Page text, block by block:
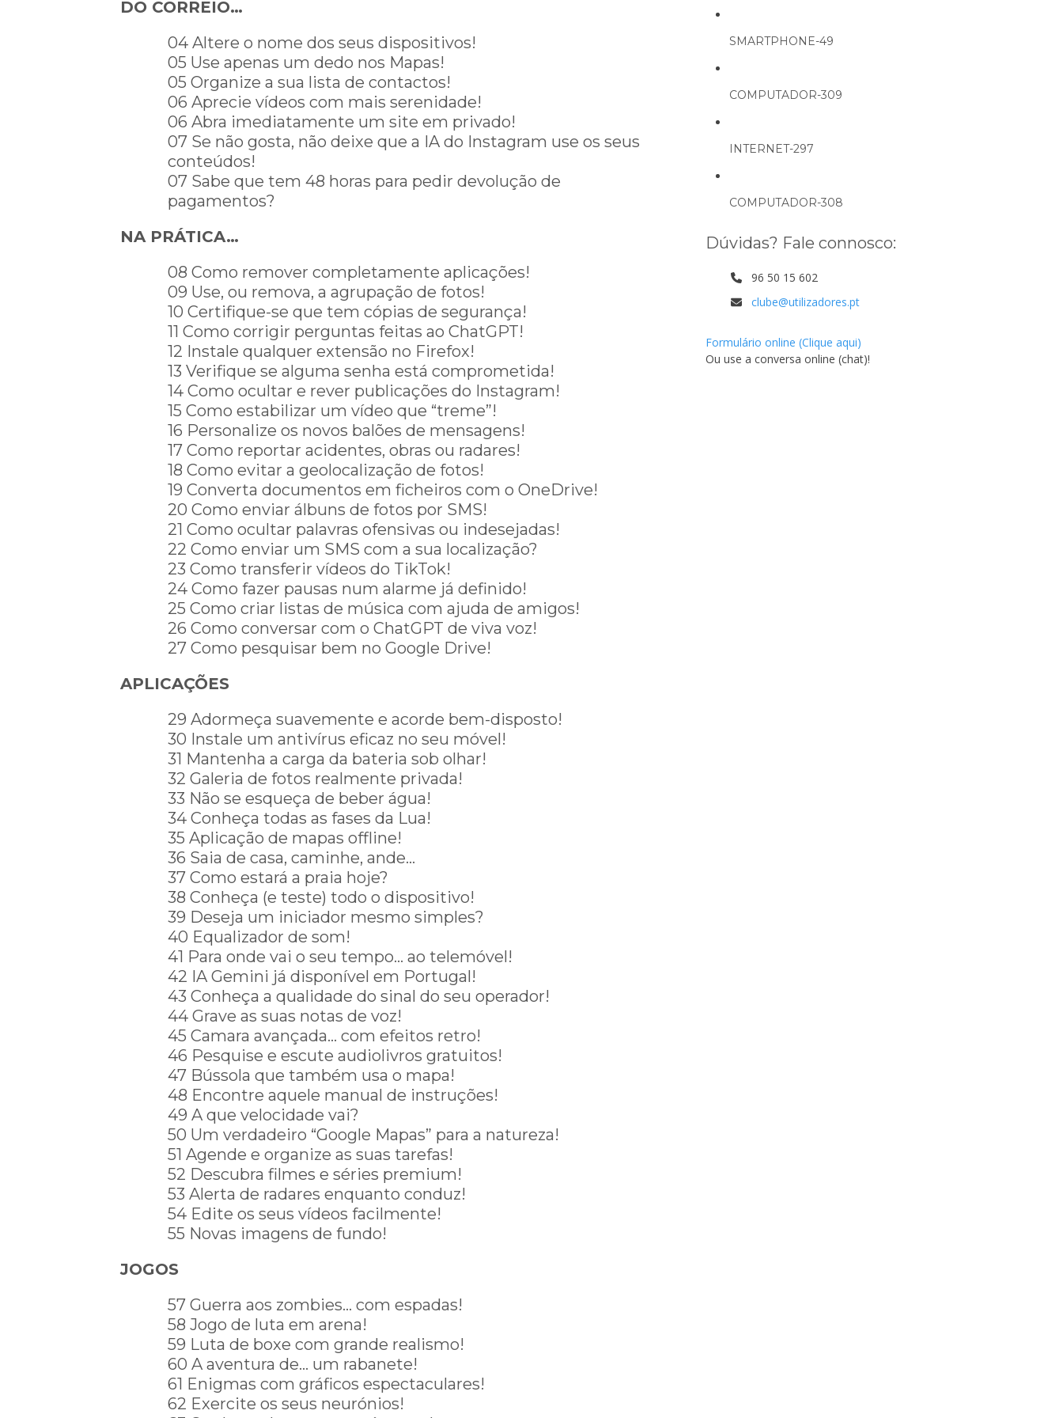
DO CORREIO…
04 Altere o nome dos seus dispositivos!
05 Use apenas um dedo nos Mapas!
05 Organize a sua lista de contactos!
06 Aprecie vídeos com mais serenidade!
06 Abra imediatamente um site em privado!
07 Se não gosta, não deixe que a IA do Instagram use os seus
conteúdos!
07 Sabe que tem 48 horas para pedir devolução de
pagamentos?
NA PRÁTICA…
08 Como remover completamente aplicações!
09 Use, ou remova, a agrupação de fotos!
10 Certifique-se que tem cópias de segurança!
11 Como corrigir perguntas feitas ao ChatGPT!
12 Instale qualquer extensão no Firefox!
13 Verifique se alguma senha está comprometida!
14 Como ocultar e rever publicações do Instagram!
15 Como estabilizar um vídeo que “treme”!
16 Personalize os novos balões de mensagens!
17 Como reportar acidentes, obras ou radares!
18 Como evitar a geolocalização de fotos!
19 Converta documentos em ficheiros com o OneDrive!
20 Como enviar álbuns de fotos por SMS!
21 Como ocultar palavras ofensivas ou indesejadas!
22 Como enviar um SMS com a sua localização?
23 Como transferir vídeos do TikTok!
24 Como fazer pausas num alarme já definido!
25 Como criar listas de música com ajuda de amigos!
26 Como conversar com o ChatGPT de viva voz!
27 Como pesquisar bem no Google Drive!
APLICAÇÕES
29 Adormeça suavemente e acorde bem-disposto!
30 Instale um antivírus eficaz no seu móvel!
31 Mantenha a carga da bateria sob olhar!
32 Galeria de fotos realmente privada!
33 Não se esqueça de beber água!
34 Conheça todas as fases da Lua!
35 Aplicação de mapas offline!
36 Saia de casa, caminhe, ande…
37 Como estará a praia hoje?
38 Conheça (e teste) todo o dispositivo!
39 Deseja um iniciador mesmo simples?
40 Equalizador de som!
41 Para onde vai o seu tempo… ao telemóvel!
42 IA Gemini já disponível em Portugal!
43 Conheça a qualidade do sinal do seu operador!
44 Grave as suas notas de voz!
45 Camara avançada… com efeitos retro!
46 Pesquise e escute audiolivros gratuitos!
47 Bússola que também usa o mapa!
48 Encontre aquele manual de instruções!
49 A que velocidade vai?
50 Um verdadeiro “Google Mapas” para a natureza!
51 Agende e organize as suas tarefas!
52 Descubra filmes e séries premium!
53 Alerta de radares enquanto conduz!
54 Edite os seus vídeos facilmente!
55 Novas imagens de fundo!
JOGOS
57 Guerra aos zombies… com espadas!
58 Jogo de luta em arena!
59 Luta de boxe com grande realismo!
60 A aventura de… um rabanete!
61 Enigmas com gráficos espectaculares!
62 Exercite os seus neurónios!
SMARTPHONE-49
COMPUTADOR-309
INTERNET-297
COMPUTADOR-308
Dúvidas? Fale connosco:
96 50 15 602
clube@utilizadores.pt
Formulário online (Clique aqui)
Ou use a conversa online (chat)!